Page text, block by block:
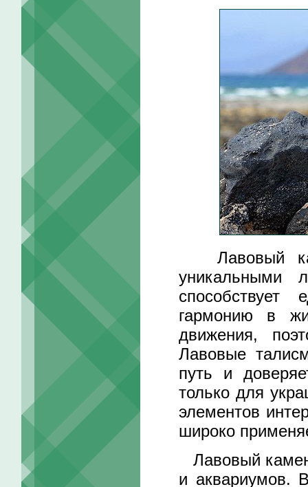
Лавовый
уникальными
гармонию в
движения,
Лавовые
путь и
только для
элементов
широко
Лавовый
и аквариумов.